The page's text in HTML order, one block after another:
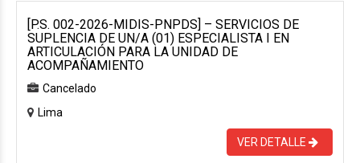
[P.S. 002-2026-MIDIS-PNPDS] – SERVICIOS DE
SUPLENCIA DE UN/A (01) ESPECIALISTA I EN
ARTICULACIÓN PARA LA UNIDAD DE
ACOMPAÑAMIENTO
Cancelado
Lima
VER DETALLE